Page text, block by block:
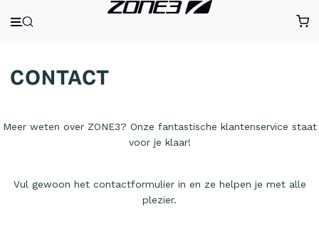
CONTACT
Meer weten over ZONE3? Onze fantastische klantenservice staat
voor je klaar!
Vul gewoon het contactformulier in en ze helpen je met alle
plezier.